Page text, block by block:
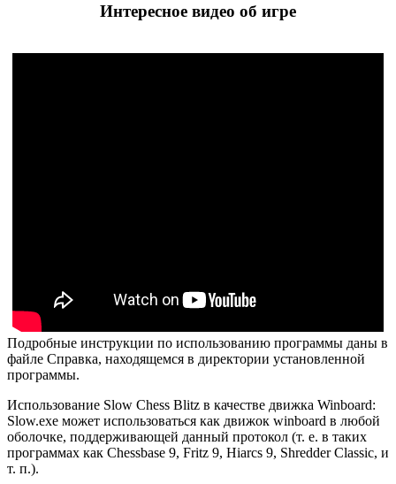
Интересное видео об игре
Подробные инструкции по использованию программы даны в
файле Справка, находящемся в директории установленной
программы.
Использование Slow Chess Blitz в качестве движка Winboard:
Slow.exe может использоваться как движок winboard в любой
оболочке, поддерживающей данный протокол (т. е. в таких
программах как Chessbase 9, Fritz 9, Hiarcs 9, Shredder Classic, и
т. п.).